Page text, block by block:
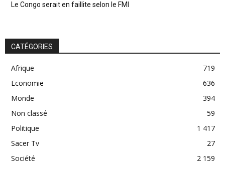
Le Congo serait en faillite selon le FMI
CATÉGORIES
Afrique
719
Economie
636
Monde
394
Non classé
59
Politique
1 417
Sacer Tv
27
Société
2 159